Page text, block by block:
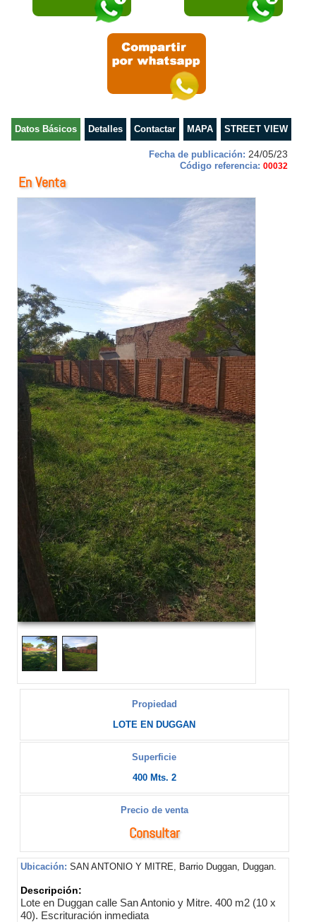
Datos Básicos Detalles Contactar MAPA STREET VIEW
Fecha de publicación:24/05/23
Código referencia: 00032
En Venta
Propiedad
LOTE EN DUGGAN
Superficie
400 Mts. 2
Precio de venta
Consultar
Ubicación: SAN ANTONIO Y MITRE, Barrio Duggan, Duggan.
Descripción:
Lote en Duggan calle San Antonio y Mitre. 400 m2 (10 x
40). Escrituración inmediata